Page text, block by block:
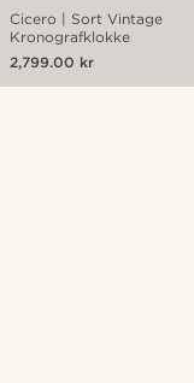
Cicero | Sort Vintage
Kronografklokke
2,799.00 kr